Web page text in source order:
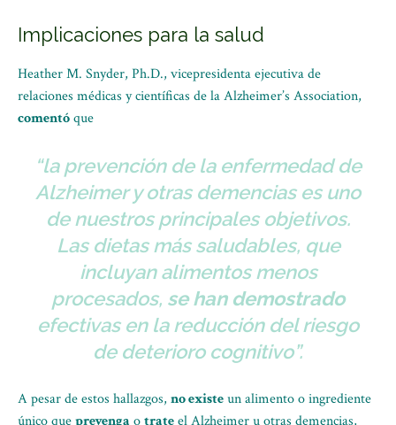
Implicaciones para la salud
Heather M. Snyder, Ph.D., vicepresidenta ejecutiva de
relaciones médicas y científicas de la Alzheimer’s Association,
comentóque
“la prevención de la enfermedad de
Alzheimer y otras demencias es uno
de nuestros principales objetivos.
Las dietas más saludables, que
incluyan alimentos menos
procesados, se han demostrado
efectivas en la reducción del riesgo
de deterioro cognitivo”.
A pesar de estos hallazgos, no existeun alimento o ingrediente
único queprevenga otrateel Alzheimer u otras demencias,